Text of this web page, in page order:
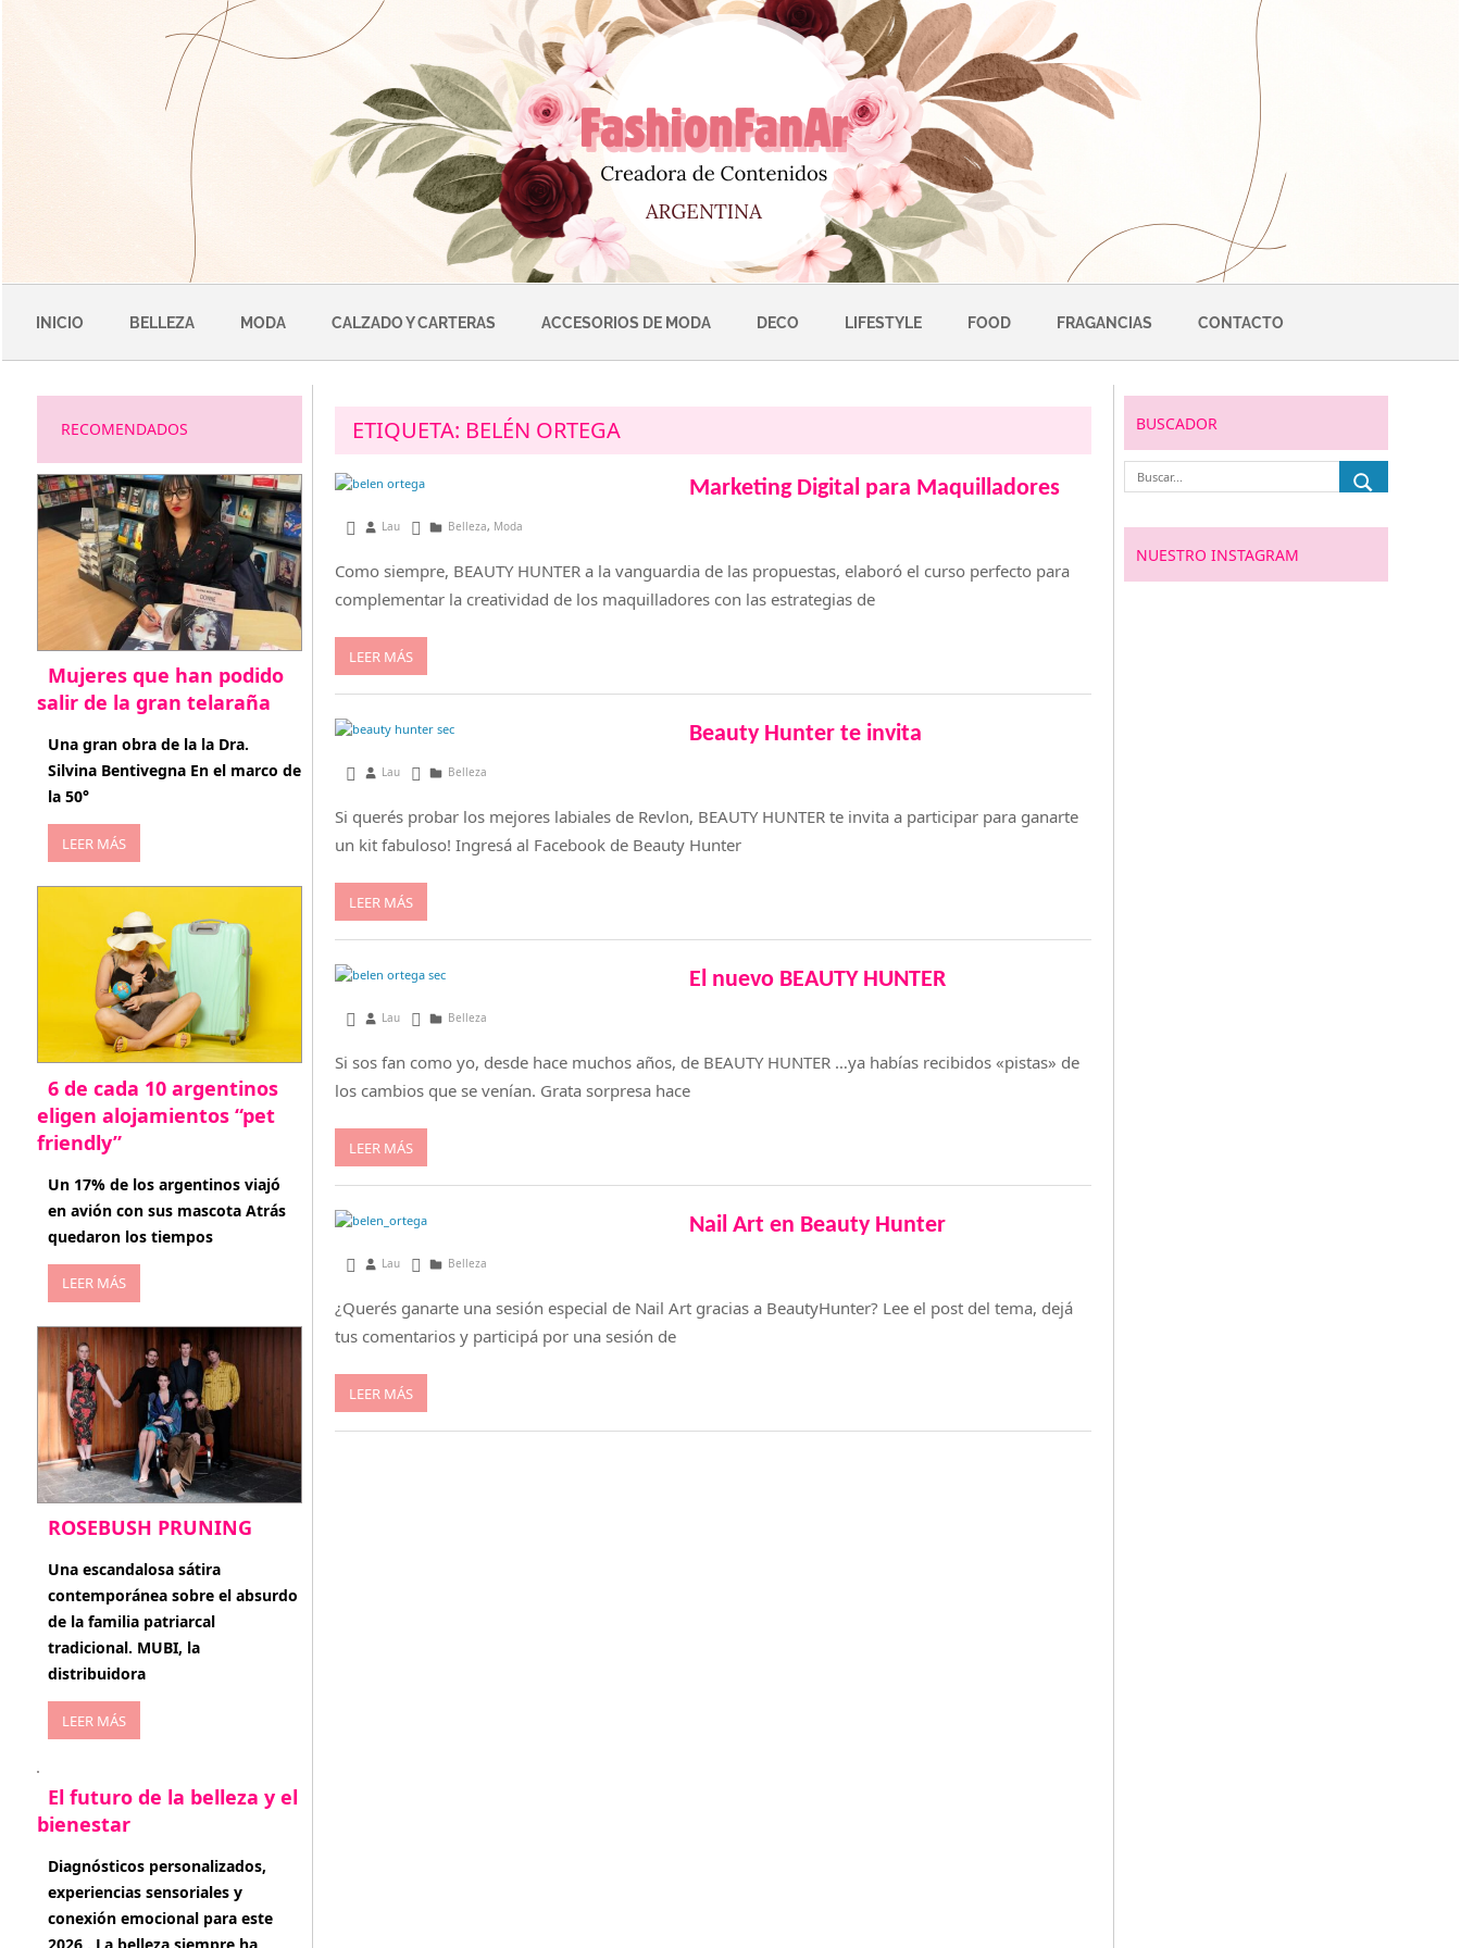
INICIO BELLEZA MODA CALZADO Y CARTERAS ACCESORIOS DE MODA DECO LIFESTYLE FOOD FRAGANCIAS CONTACTO
ETIQUETA: BELÉN ORTEGA
Marketing Digital para Maquilladores
marzo 27, 2014
Lau Belleza, Moda
Como siempre, BEAUTY HUNTER a la vanguardia de las propuestas, elaboró el curso perfecto para
complementar la creatividad de los maquilladores con las estrategias de
LEER MÁS
Beauty Hunter te invita
octubre 31, 2013
Lau Belleza
Si querés probar los mejores labiales de Revlon, BEAUTY HUNTER te invita a participar para ganarte
un kit fabuloso! Ingresá al Facebook de Beauty Hunter
LEER MÁS
El nuevo BEAUTY HUNTER
julio 24, 2013
Lau Belleza
Si sos fan como yo, desde hace muchos años, de BEAUTY HUNTER …ya habías recibidos «pistas» de
los cambios que se venían. Grata sorpresa hace
LEER MÁS
Nail Art en Beauty Hunter
junio 21, 2013
Lau Belleza
¿Querés ganarte una sesión especial de Nail Art gracias a BeautyHunter? Lee el post del tema, dejá
tus comentarios y participá por una sesión de
LEER MÁS
RECOMENDADOS
Mujeres que han podido
salir de la gran telaraña
abril 29, 2026
Una gran obra de la la Dra.
Silvina Bentivegna En el marco de
la 50°
LEER MÁS
6 de cada 10 argentinos
eligen alojamientos “pet
friendly”
abril 27, 2026
Un 17% de los argentinos viajó
en avión con sus mascota Atrás
quedaron los tiempos
LEER MÁS
ROSEBUSH PRUNING
enero 20, 2026
Una escandalosa sátira
contemporánea sobre el absurdo
de la familia patriarcal
tradicional. MUBI, la
distribuidora
LEER MÁS
El futuro de la belleza y el
bienestar
enero 15, 2026
Diagnósticos personalizados,
experiencias sensoriales y
conexión emocional para este
BUSCADOR
NUESTRO INSTAGRAM